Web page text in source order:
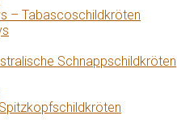
– Tabascoschildkröten
Schnappschildkröten